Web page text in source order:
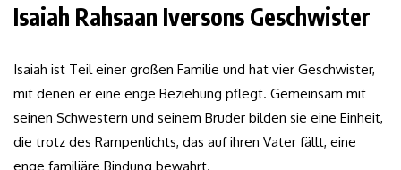
Isaiah Rahsaan Iversons Geschwister
Isaiah ist Teil einer großen Familie und hat vier Geschwister,
mit denen er eine enge Beziehung pflegt. Gemeinsam mit
seinen Schwestern und seinem Bruder bilden sie eine Einheit,
die trotz des Rampenlichts, das auf ihren Vater fällt, eine
enge familiäre Bindung bewahrt.